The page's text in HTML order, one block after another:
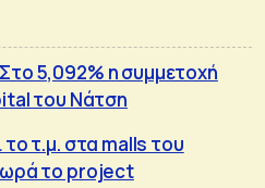
5,092% η συμμετοχή
του Νάτση
τ.μ. στα malls του
το project